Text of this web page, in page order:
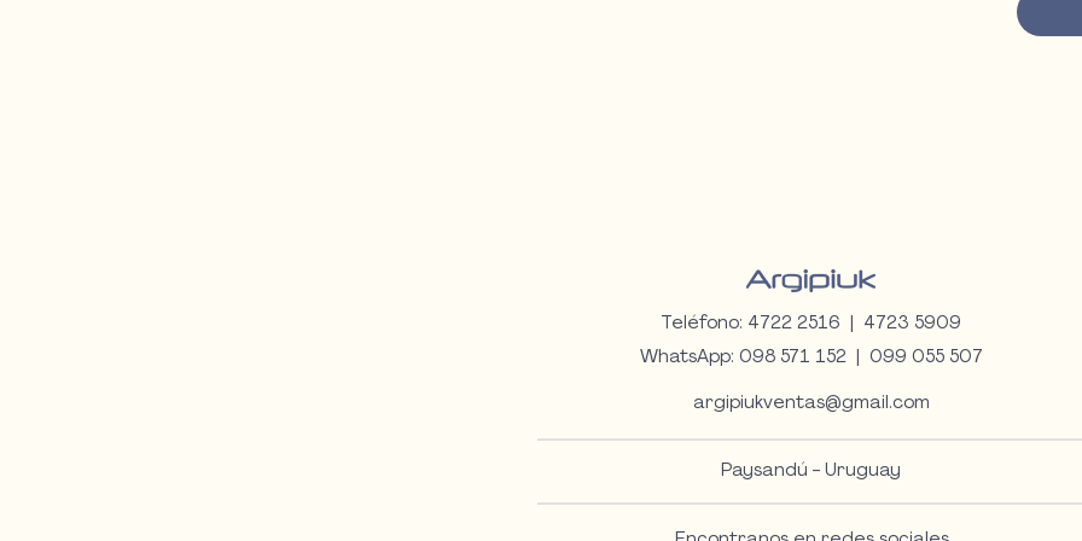
•
Teléfono: 4722 2516 | 4723 5909
WhatsApp: 098 571 152 | 099 055 507
argipiukventas@gmail.com
Paysandú - Uruguay